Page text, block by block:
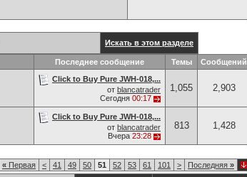
Искать в этом разделе
Последнее сообщение Темы Сообщений
Click to Buy Pure JWH-018,...
от blancatrader
Сегодня 00:17
1,055 2,903
Click to Buy Pure JWH-018,...
от blancatrader
Вчера 23:28
813 1,428
« Первая < 41 49 50 51 52 53 61 101 > Последняя »